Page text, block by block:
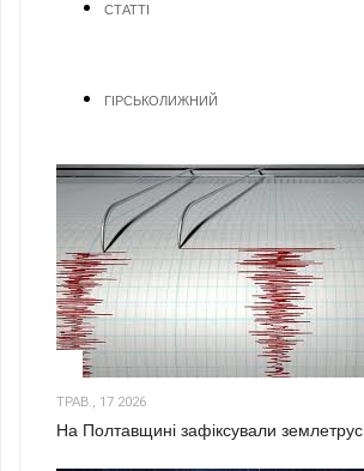
СТАТТІ
ГІРСЬКОЛИЖНИЙ
ТРАВ., 17 2026
На Полтавщині зафіксували землетрус